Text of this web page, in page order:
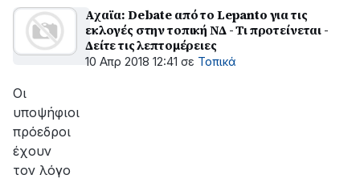
Αχαϊα: Debate από το Lepanto για τις
εκλογές στην τοπική ΝΔ - Τι προτείνεται -
Δείτε τις λεπτομέρειες
10 Απρ 2018 12:41 σε Τοπικά
Οι
υποψήφιοι
πρόεδροι
έχουν
τον λόγο